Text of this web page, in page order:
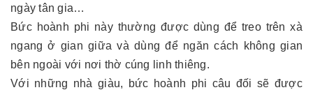
ngày tân gia…
Bức hoành phi này thường được dùng để treo trên xà
ngang ở gian giữa và dùng để ngăn cách không gian
bên ngoài với nơi thờ cúng linh thiêng.
Với những nhà giàu, bức hoành phi câu đối sẽ được